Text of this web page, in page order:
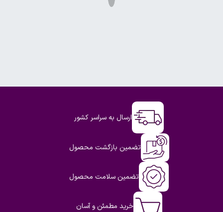
ارسال به سراسر کشور
تضمین بازگشت محصول
تضمین سلامت محصول
خرید مطمئن و آسان